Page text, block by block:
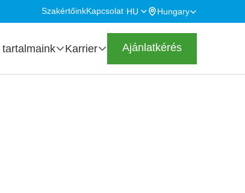
Secondary
navigation
SzakértőinkKapcsolat HU Hungary
Highlighted
Ajánlatkérés
Karrier